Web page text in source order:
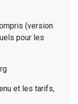
(version
pour les
et les tarifs,